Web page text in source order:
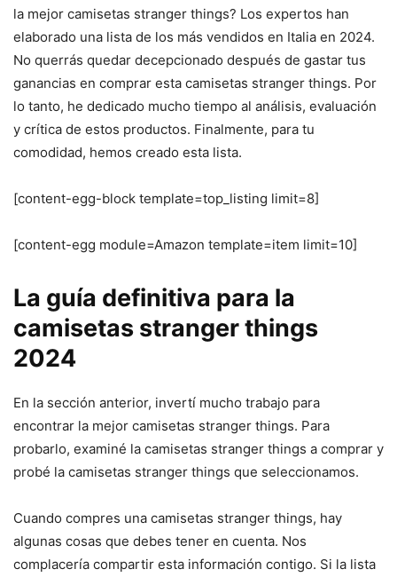
la mejor camisetas stranger things? Los expertos han
elaborado una lista de los más vendidos en Italia en 2024.
No querrás quedar decepcionado después de gastar tus
ganancias en comprar esta camisetas stranger things. Por
lo tanto, he dedicado mucho tiempo al análisis, evaluación
y crítica de estos productos. Finalmente, para tu
comodidad, hemos creado esta lista.
[content-egg-block template=top_listing limit=8]
[content-egg module=Amazon template=item limit=10]
La guía definitiva para la
camisetas stranger things
2024
En la sección anterior, invertí mucho trabajo para
encontrar la mejor camisetas stranger things. Para
probarlo, examiné la camisetas stranger things a comprar y
probé la camisetas stranger things que seleccionamos.
Cuando compres una camisetas stranger things, hay
algunas cosas que debes tener en cuenta. Nos
complacería compartir esta información contigo. Si la lista